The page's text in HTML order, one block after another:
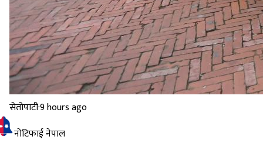
सेतोपाटी·9 hours ago
नोटिफाई नेपाल